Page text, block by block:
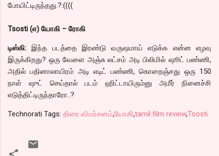
போயிட்டிருந்தது.?:((((
Tsosti (எ) யோகி – ரோகி
டிஸ்கி: இந்த படத்தை இரண்டு வருஷமாய் எடுக்க என்ன எழவு
இருக்கிறது? ஒரு வேளை அஞ்சு லட்சம் அடி பிலிமில் ஷூட் பண்ணி,
அதில் பதினாலாயிரம் அடி எடிட் பண்ணி, கொறைஞ்சது ஒரு 150
நாள் ஷுட் செய்தால் படம் ஹிட்டாயிரும்னு அமீர் நினைச்சி
எடுத்திட்டிருந்தாரோ..?
Technorati Tags: திரை விமர்சனம்,யோகி,tamil film reveiw,Tsosti